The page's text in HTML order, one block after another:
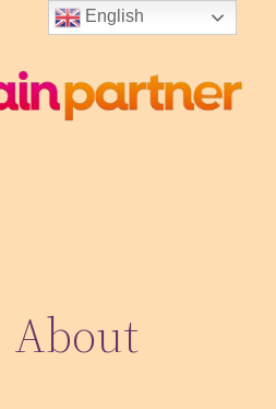
About
English